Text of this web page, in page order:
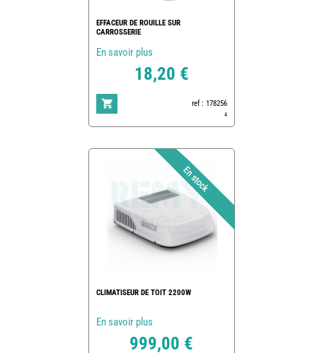
EFFACEUR DE ROUILLE SUR
CARROSSERIE
En savoir plus
18,20 €
ref : 178256
4
CLIMATISEUR DE TOIT 2200W
En savoir plus
999,00 €